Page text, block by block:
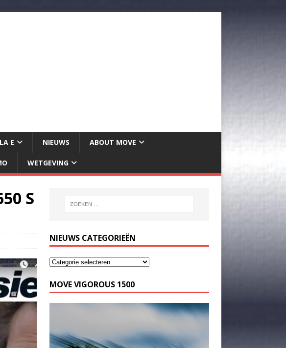
E NIEUWS ABOUT MOVE
WETGEVING
S
NIEUWS CATEGORIEËN
MOVE VIGOROUS 1500